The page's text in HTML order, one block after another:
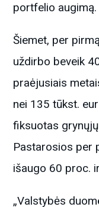
portfelio augimą.
Šiemet, per
uždirbo beveik
praėjusiais
nei 135 tūkst.
fiksuotas
Pastarosios per
išaugo 60 proc.
„Valstybės